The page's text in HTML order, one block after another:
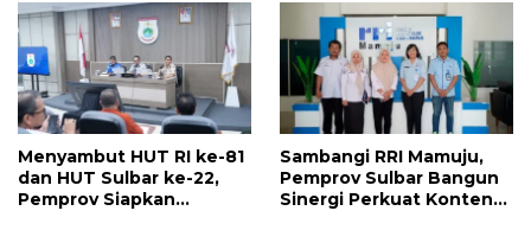
Perlindungannya
Menyambut HUT RI ke-81
dan HUT Sulbar ke-22,
Pemprov Siapkan
Sambangi RRI Mamuju,
Pemprov Sulbar Bangun
Sinergi Perkuat Konten